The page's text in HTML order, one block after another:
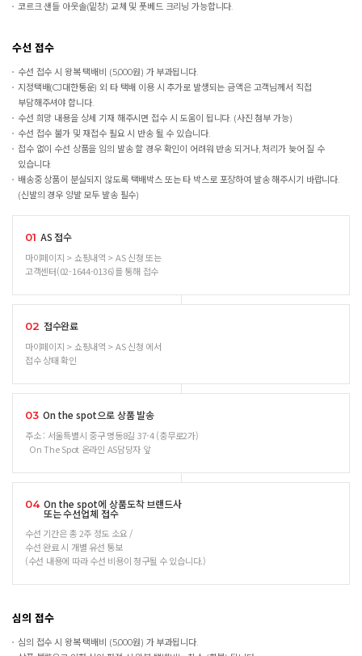
코르크 샌들 아웃솔(밑창) 교체 및 풋베드 크리닝 가능합니다.
수선 접수
수선 접수 시 왕복 택배비 (5,000원) 가 부과됩니다.
지정택배(CJ대한통운) 외 타 택배 이용 시 추가로 발생되는 금액은 고객님께서 직접
부담해주셔야 합니다.
수선 희망 내용을 상세 기재 해주시면 접수 시 도움이 됩니다. (사진 첨부 가능)
수선 접수 불가 및 재접수 필요 시 반송 될 수 있습니다.
접수 없이 수선 상품을 임의 발송 할 경우 확인이 어려워 반송 되거나, 처리가 늦어 질 수
있습니다.
배송중 상품이 분실되지 않도록 택배박스 또는 타 박스로 포장하여 발송 해주시기 바랍니다.
(신발의 경우 양발 모두 발송 필수)
01 AS 접수
마이페이지 > 쇼핑내역 > AS 신청 또는
고객센터(02-1644-0136)를 통해 접수
02 접수완료
마이페이지 > 쇼핑내역 > AS 신청 에서
접수 상태 확인
03 On the spot으로 상품 발송
주소 : 서울특별시 중구 명동8길 37-4 (충무로2가)
On The Spot 온라인 AS담당자 앞
04 On the spot에 상품도착 브랜드사
또는 수선업체 접수
수선 기간은 총 2주 정도 소요 /
수선 완료 시 개별 유선 통보
(수선 내용에 따라 수선 비용이 청구될 수 있습니다.)
심의 접수
심의 접수 시 왕복 택배비 (5,000원) 가 부과됩니다.